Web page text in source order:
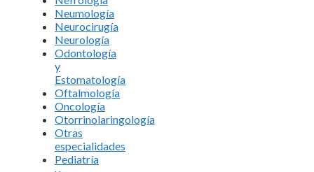
Neumología
Neurocirugía
Neurología
Odontología
y
Estomatología
Oftalmología
Oncología
Otorrinolaringología
Otras
especialidades
Pediatría